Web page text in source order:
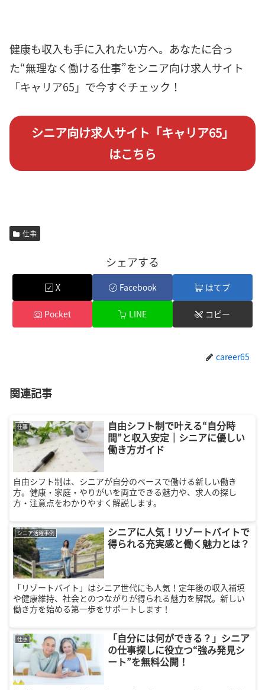
健康も収入も手に入れたい方へ。あなたに合っ
た“無理なく働ける仕事”をシニア向け求人サイト
「キャリア65」で今すぐチェック！
シニア向け求人サイト「キャリア65」
はこちら
仕事
シェアする
X Facebook はてブ
Pocket LINE コピー
career65
関連記事
仕事
自由シフト制で叶える“自分時
間”と収入安定｜シニアに優しい
働き方ガイド
自由シフト制は、シニアが自分のペースで働ける新しい働き
方。健康・家庭・やりがいを両立できる魅力や、求人の探し
方・注意点をわかりやすく解説します。
シニア活躍事例
シニアに人気！リゾートバイトで
得られる充実感と働く魅力とは？
「リゾートバイト」はシニア世代にも人気！定年後の収入補填
や健康維持、社会とのつながりが得られる魅力を解説。新しい
働き方を始める第一歩をサポートします！
仕事
「自分には何ができる？」シニア
の仕事探しに役立つ“強み発見シ
ート”を無料公開！